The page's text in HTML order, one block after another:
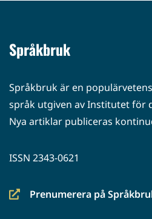
Språkbruk
Språkbruk är en
språk utgiven av Institutet för
Nya artiklar publiceras
ISSN 2343-0621
Prenumerera på
(siirryt